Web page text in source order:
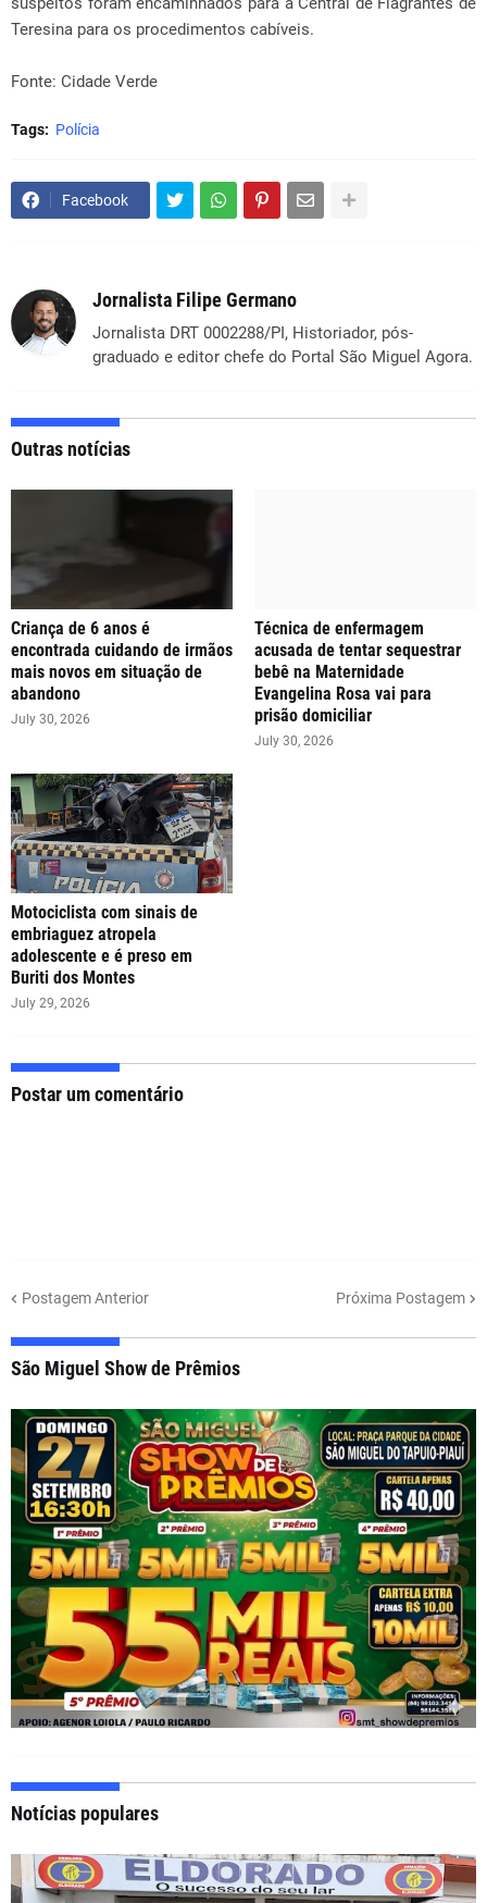
Teresina para os procedimentos cabíveis.
Fonte: Cidade Verde
Tags: Polícia
Facebook
Jornalista Filipe Germano
Jornalista DRT 0002288/PI, Historiador, pós-
graduado e editor chefe do Portal São Miguel Agora.
Outras notícias
Criança de 6 anos é
encontrada cuidando de irmãos
mais novos em situação de
abandono
July 30, 2026
Técnica de enfermagem
acusada de tentar sequestrar
bebê na Maternidade
Evangelina Rosa vai para
prisão domiciliar
July 30, 2026
Motociclista com sinais de
embriaguez atropela
adolescente e é preso em
Buriti dos Montes
July 29, 2026
Postar um comentário
Postagem Anterior Próxima Postagem
São Miguel Show de Prêmios
Notícias populares